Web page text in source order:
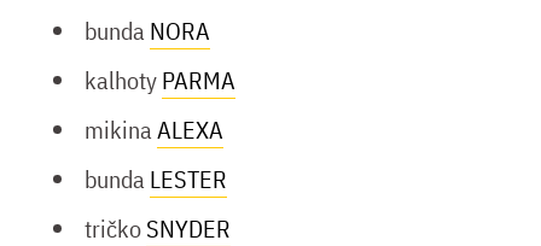
bundaNORA
kalhotyPARMA
mikinaALEXA
bundaLESTER
tričkoSNYDER